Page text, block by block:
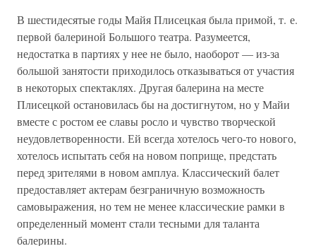
В шестидесятые годы Майя Плисецкая была примой, т. е.
первой балериной Большого театра. Разумеется,
недостатка в партиях у нее не было, наоборот — из-за
большой занятости приходилось отказываться от участия
в некоторых спектаклях. Другая балерина на месте
Плисецкой остановилась бы на достигнутом, но у Майи
вместе с ростом ее славы росло и чувство творческой
неудовлетворенности. Ей всегда хотелось чего-то нового,
хотелось испытать себя на новом поприще, предстать
перед зрителями в новом амплуа. Классический балет
предоставляет актерам безграничную возможность
самовыражения, но тем не менее классические рамки в
определенный момент стали тесными для таланта
балерины.